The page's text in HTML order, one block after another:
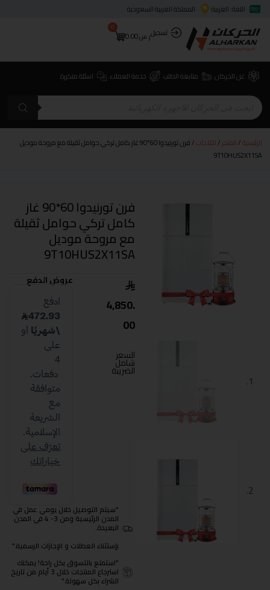
اللغة: العربية
المملكة العربية السعودية
تسجيلر.س0.00
0
عن الحركان متابعة الطلب خدمة العملاء اسئلة متكررة
الرئيسية/المتجر/الثلاجات
/ فرن تورنيدوا 60*90 غاز كامل تركي حوامل ثقيلة مع مروحة موديل
9T10HUS2X11SA
فرن تورنيدوا 60*90 غاز
كامل تركي حوامل ثقيلة
مع مروحة موديل
9T10HUS2X11SA
4,850.
00
السعر
شامل
الضريبة
عروض الدفع
"سيتم التوصيل خلال يومي عمل في
المدن الرئيسية ومن 3- 4 في المدن
البعيدة.
بإستثناء العطلات و الإجازات الرسمية."
"استمتع بالتسوق بكل راحة! يمكنك
استرجاع المنتجات خلال 3 أيام من تاريخ
الشراء بكل سهولة."